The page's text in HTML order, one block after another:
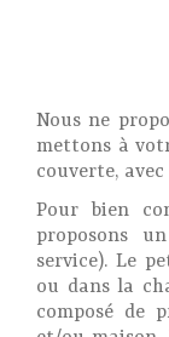
Nous ne
mettons à
couverte,
Pour bien
proposons
service). Le
ou dans la
composé de